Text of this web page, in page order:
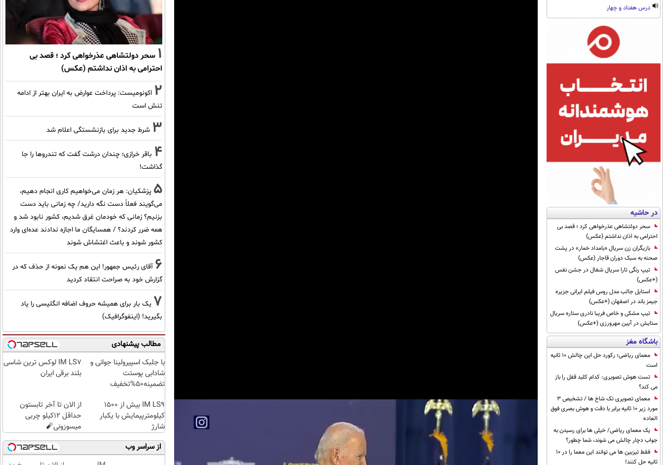
درس هفتاد و چهار
در حاشیه
سحر دولتشاهی عذرخواهی کرد ؛ قصد بی
احترامی به اذان نداشتم (عکس)
بازیگران زن سریال «بامداد خمار» در پشت
صحنه به سبک دوران قاجار (عکس)
تیپ رنگی تارا سریال شغال در جشن نفس
(+عکس)
استایل جالب مدل روس فیلم ایرانی جزیره
جیمز باند در اصفهان (+عکس)
تیپ مشکی و خاص فریبا نادری ستاره سریال
ستایش در آیین مهرورزی (+عکس)
باشگاه مغز
معمای ریاضی؛ رکورد حل این چالش 10 ثانیه
است
تست هوش تصویری: کدام کلید قفل را باز
می کند؟
معمای تصویری تک شاخ ها / تشخیص 3
مورد زیر 10 ثانیه برابر با دقت و هوش بصری فوق
العاده
یک معمای ریاضی/ خیلی ها برای رسیدن به
جواب دچار چالش می شوند، شما چطور؟
فقط تیزبین ها می توانند این معما را در 10
ثانیه حل کنند!
1 سحر دولتشاهی عذرخواهی کرد ؛ قصد بی
احترامی به اذان نداشتم (عکس)
2 اکونومیست: پرداخت عوارض به ایران بهتر از ادامه
تنش است
3 شرط جدید برای بازنشستگی اعلام شد
4 باقر خرازی؛ چندان درشت گفت که تندروها را جا
گذاشت!
5 پزشکیان: هر زمان می‌خواهیم کاری انجام دهیم،
می‌گویند فعلاً دست نگه دارید/ چه زمانی باید دست
بزنیم؟ زمانی که خودمان غرق شدیم، کشور نابود شد و
همه ضرر کردند؟ / همسایگان ما اجازه ندادند عده‌ای وارد
کشور شوند و باعث اغتشاش شوند
6 آقای رئیس جمهور! این هم یک نمونه از حذف که در
گزارش خود به صراحت انتقاد کردید
7 یک بار برای همیشه حروف اضافه انگلیسی را یاد
بگیرید! (اینفوگرافیک)
مطالب پیشنهادی
با جلبک اسپیرولینا جوانی و
شادابی پوستت
تضمینه50%تخفیف
IM LS7 لوکس ترین شاسی
بلند برقی ایران
IM LS9 بیش از 1500
کیلومترپیمایش با یکبار
شارژ
از الان تا آخر تابستون
حداقل 12کیلو چربی
میسوزونی🧨
از سراسر وب